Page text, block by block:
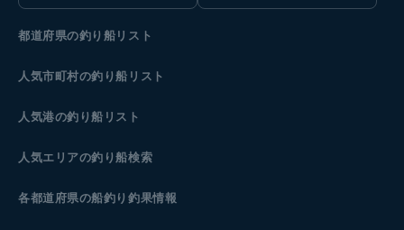
都道府県の釣り船リスト
人気市町村の釣り船リスト
人気港の釣り船リスト
人気エリアの釣り船検索
各都道府県の船釣り釣果情報